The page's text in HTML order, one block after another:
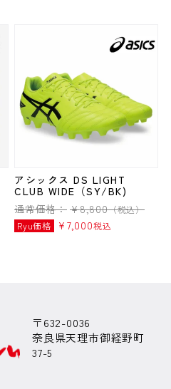
アシックス DS LIGHT
CLUB WIDE（SY/BK)
通常価格： ¥8,800（税込）
Ryu価格
¥ 7,000税込
〒632-0036
奈良県天理市御経野町
37-5